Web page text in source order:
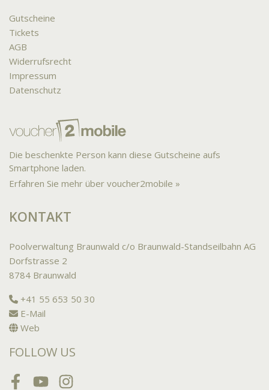
Gutscheine
Tickets
AGB
Widerrufsrecht
Impressum
Datenschutz
Die beschenkte Person kann diese Gutscheine aufs
Smartphone laden.
Erfahren Sie mehr über voucher2mobile »
KONTAKT
Poolverwaltung Braunwald c/o Braunwald-Standseilbahn AG
Dorfstrasse 2
8784 Braunwald
+41 55 653 50 30
E-Mail
Web
FOLLOW US
FacebookYoutubeInstagram